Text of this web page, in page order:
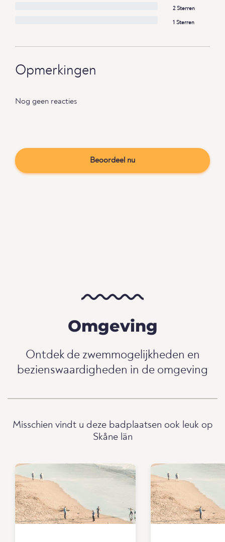
2 Sterren
1 Sterren
Opmerkingen
Nog geen reacties
Beoordeel nu
Omgeving
Ontdek de zwemmogelijkheden en
bezienswaardigheden in de omgeving
Misschien vindt u deze badplaatsen ook leuk op
Skåne län